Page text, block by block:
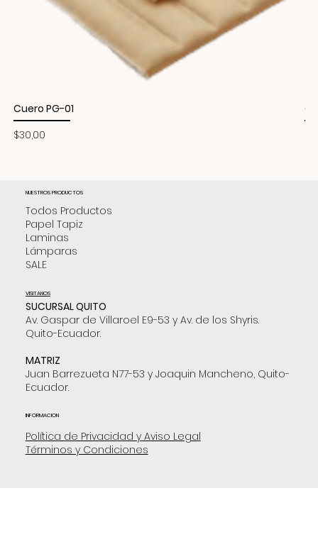
Cuero PG-01
Precio
$30,00
NUESTROS PRODUCTOS
Todos Productos
Papel Tapiz
Laminas
Lámparas
SALE
VISITANOS
SUCURSAL QUITO
Av. Gaspar de Villaroel E9-53 y Av. de los Shyris.
Quito-Ecuador.
MATRIZ
Juan Barrezueta N77-53 y Joaquin Mancheno, Quito-
Ecuador.
INFORMACION
Política de Privacidad y Aviso Legal
Términos y Condiciones